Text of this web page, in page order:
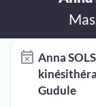
Anna
Gudule